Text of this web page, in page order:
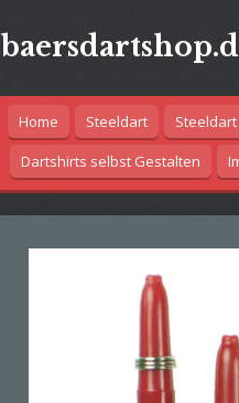
Home Steeldart
Dartshirts selbst Gestalten